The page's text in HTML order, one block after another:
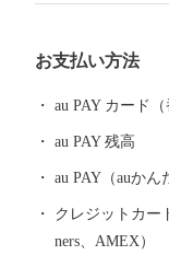
どこかでは波が発
ては、西之表市の
名です。全国のお
芋」、ぜひ本場の
お支払い方法
au PAY カード（
au PAY 残高
au PAY（auか
クレジットカー
ners、AMEX）